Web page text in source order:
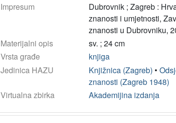
Impresum
Dubrovnik ; Zagreb :
znanosti i umjetnosti,
znanosti u Dubrovniku,
Materijalni opis
sv. ; 24 cm
Vrsta građe
knjiga
Jedinica HAZU
Knjižnica (Zagreb) •
znanosti (Zagreb 1948)
Virtualna zbirka
Akademijina izdanja